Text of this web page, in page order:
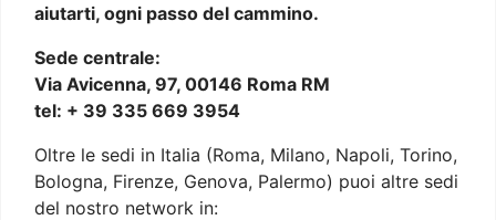
aiutarti, ogni passo del cammino.
Sede centrale:
Via Avicenna, 97, 00146 Roma RM
tel: + 39 335 669 3954
Oltre le sedi in Italia (Roma, Milano, Napoli, Torino,
Bologna, Firenze, Genova, Palermo) puoi altre sedi
del nostro network in: